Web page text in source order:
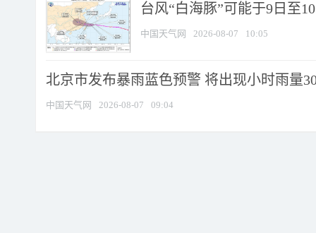
台风“白海豚”可能于9日至
中国天气网 2026-08-07 10:05
北京市发布暴雨蓝色预警 将出现小时雨量
中国天气网 2026-08-07 09:04